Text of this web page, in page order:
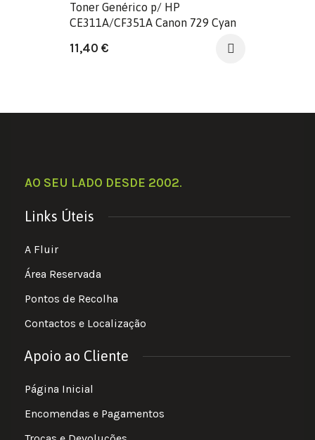
Toner Genérico p/ HP
CE311A/CF351A Canon 729 Cyan
11,40 €
AO SEU LADO DESDE 2002.
Links Úteis
A Fluir
Área Reservada
Pontos de Recolha
Contactos e Localização
Apoio ao Cliente
Página Inicial
Encomendas e Pagamentos